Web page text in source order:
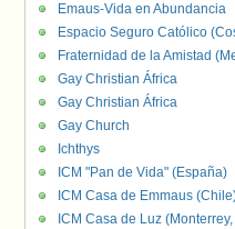
Emaus-Vida en Abundancia
Espacio Seguro Católico
Fraternidad de la Amistad
Gay Christian África
Gay Christian África
Gay Church
Ichthys
ICM "Pan de Vida" (España)
ICM Casa de Emmaus
ICM Casa de Luz